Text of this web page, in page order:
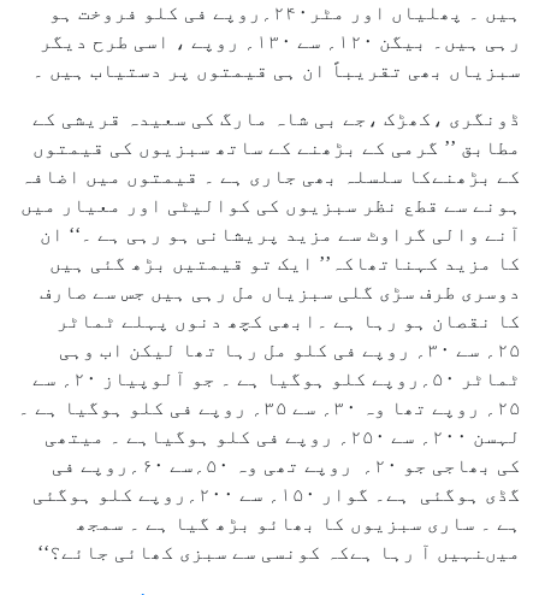
ہیں ۔ پھلیاں اور مٹر۲۴۰؍روپے فی کلو فروخت ہو
رہی ہیں۔ بیگن ۱۲۰؍ سے ۱۳۰؍ روپے ، اسی طرح دیگر
سبزیاں بھی تقریباً ان ہی قیمتوں پر دستیاب ہیں ۔
ڈونگری ،کھڑک ،جے بی شاہ مارگ کی سعیدہ قریشی کے
مطابق ’’ گرمی کے بڑھنے کے ساتھ سبزیوں کی قیمتوں
کے بڑھنےکا سلسلہ بھی جاری ہے ۔ قیمتوں میں اضافہ
ہونے سے قطع نظر سبزیوں کی کوالیٹی اور معیار میں
آنے والی گراوٹ سے مزید پریشانی ہو رہی ہے ۔‘‘ ان
کا مزید کہناتھاکہ’’ ایک تو قیمتیں بڑھ گئی ہیں
دوسری طرف سڑی گلی سبزیاں مل رہی ہیں جس سے صارف
کا نقصان ہو رہا ہے ۔ابھی کچھ دنوں پہلے ٹماٹر
۲۵؍ سے ۳۰؍ روپے فی کلو مل رہا تھا لیکن اب وہی
ٹماٹر ۵۰؍روپے کلو ہوگیا ہے ۔ جو آلوپیاز ۲۰؍ سے
۲۵؍ روپے تھا وہ ۳۰؍ سے ۳۵؍ روپے فی کلو ہوگیا ہے ۔
لہسن ۲۰۰؍ سے ۲۵۰؍ روپے فی کلو ہوگیاہے ۔ میتھی
کی بھاجی جو ۲۰؍ روپے تھی وہ ۵۰؍سے ۶۰؍روپے فی
گڈی ہوگئی ہے۔ گوار ۱۵۰؍ سے ۲۰۰؍روپے کلو ہوگئی
ہے ۔ ساری سبزیوں کا بھائو بڑھ گیا ہے ۔ سمجھ
میںنہیں آ رہا ہےکہ کونسی سے سبزی کھائی جائے؟‘‘